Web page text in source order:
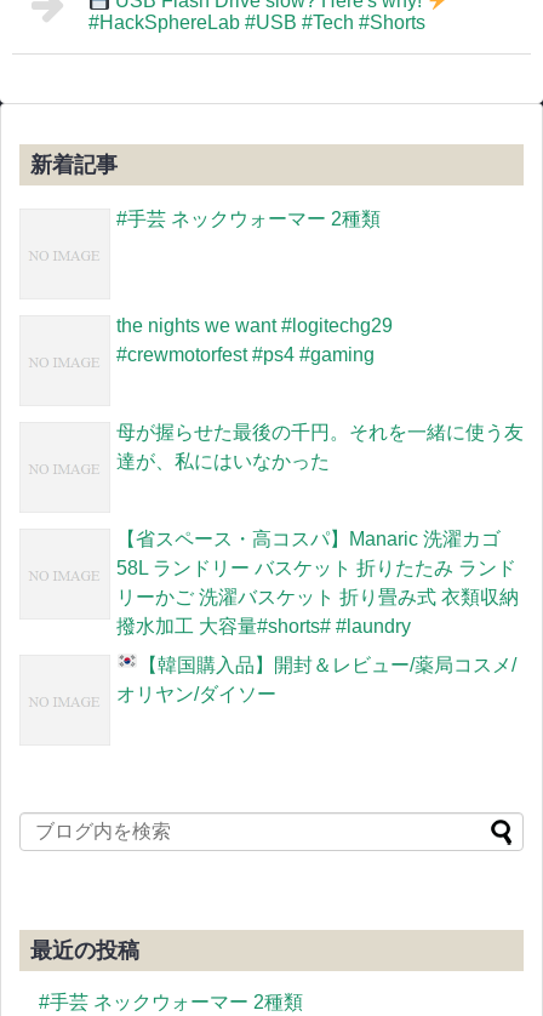
#HackSphereLab #USB #Tech #Shorts
新着記事
#手芸 ネックウォーマー 2種類
the nights we want #logitechg29
#crewmotorfest #ps4 #gaming
母が握らせた最後の千円。それを一緒に使う友
達が、私にはいなかった
【省スペース・高コスパ】Manaric 洗濯カゴ
58L ランドリー バスケット 折りたたみ ランド
リーかご 洗濯バスケット 折り畳み式 衣類収納
撥水加工 大容量#shorts# #laundry
【韓国購入品 】開封＆レビュー/薬局コスメ/
オリヤン/ダイソー
最近の投稿
#手芸 ネックウォーマー 2種類